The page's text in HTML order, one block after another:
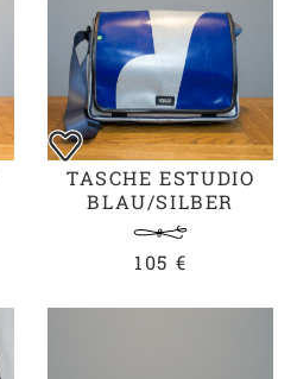
TASCHE ESTUDIO
BLAU/SILBER
105 €